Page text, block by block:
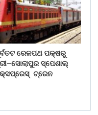
ରେଳପଥ ପକ୍ଷରୁ
ସ୍ପେଶାଲ୍
ଟ୍ରେନ